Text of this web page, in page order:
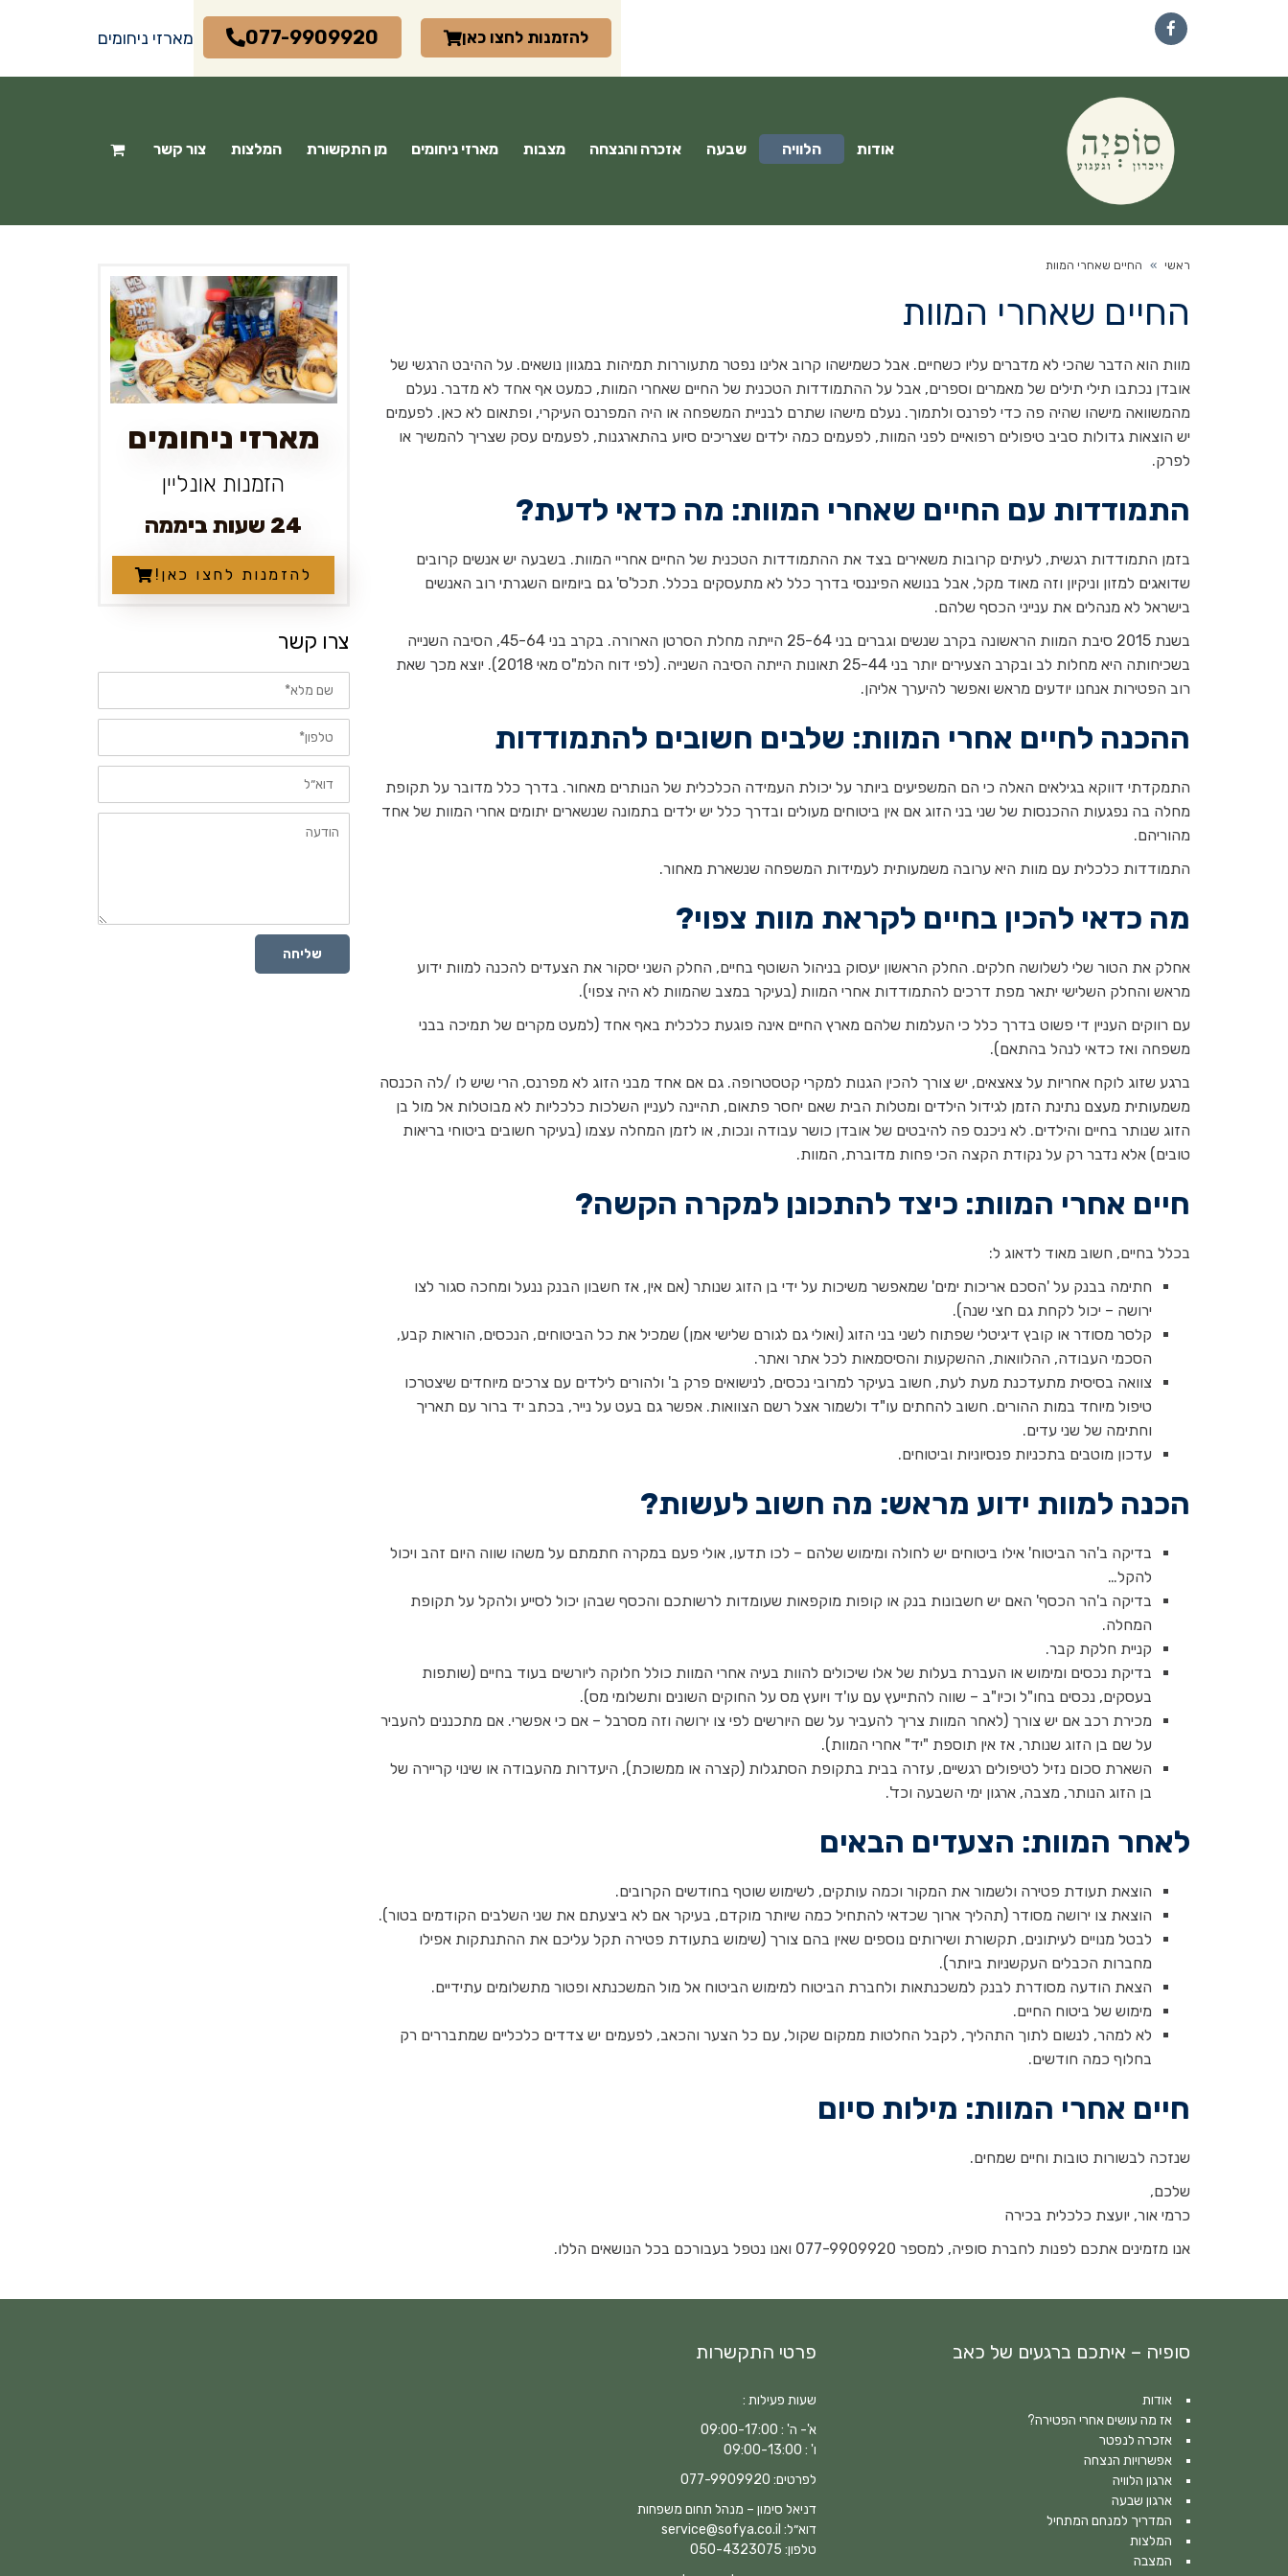
Facebook
להזמנות לחצו כאן 077-9909920 מארזי ניחומים
אודות הלוויה שבעה אזכרה והנצחה מצבות מארזי ניחומים מן התקשורת המלצות צור קשר
ראשי » החיים שאחרי המוות
החיים שאחרי המוות
מוות הוא הדבר שהכי לא מדברים עליו כשחיים. אבל כשמישהו קרוב אלינו נפטר מתעוררות תמיהות במגוון נושאים. על ההיבט הרגשי של
אובדן נכתבו תילי תילים של מאמרים וספרים, אבל על ההתמודדות הטכנית של החיים שאחרי המוות, כמעט אף אחד לא מדבר. נעלם
מהמשוואה מישהו שהיה פה כדי לפרנס ולתמוך. נעלם מישהו שתרם לבניית המשפחה או היה המפרנס העיקרי, ופתאום לא כאן. לפעמים
יש הוצאות גדולות סביב טיפולים רפואיים לפני המוות, לפעמים כמה ילדים שצריכים סיוע בהתארגנות, לפעמים עסק שצריך להמשיך או
לפרק.
התמודדות עם החיים שאחרי המוות: מה כדאי לדעת?
בזמן התמודדות רגשית, לעיתים קרובות משאירים בצד את ההתמודדות הטכנית של החיים אחריי המוות. בשבעה יש אנשים קרובים
שדואגים למזון וניקיון וזה מאוד מקל, אבל בנושא הפיננסי בדרך כלל לא מתעסקים בכלל. תכל'ס' גם ביומיום השגרתי רוב האנשים
בישראל לא מנהלים את ענייני הכסף שלהם.
בשנת 2015 סיבת המוות הראשונה בקרב שנשים וגברים בני 25-64 הייתה מחלת הסרטן הארורה. בקרב בני 45-64, הסיבה השנייה
בשכיחותה היא מחלות לב ובקרב הצעירים יותר בני 25-44 תאונות הייתה הסיבה השנייה. (לפי דוח הלמ"ס מאי 2018). יוצא מכך שאת
רוב הפטירות אנחנו יודעים מראש ואפשר להיערך אליהן.
ההכנה לחיים אחרי המוות: שלבים חשובים להתמודדות
התמקדתי דווקא בגילאים האלה כי הם המשפיעים ביותר על יכולת העמידה הכלכלית של הנותרים מאחור. בדרך כלל מדובר על תקופת
מחלה בה נפגעות ההכנסות של שני בני הזוג אם אין ביטוחים מעולים ובדרך כלל יש ילדים בתמונה שנשארים יתומים אחרי המוות של אחד
מהוריהם.
התמודדות כלכלית עם מוות היא ערובה משמעותית לעמידות המשפחה שנשארת מאחור.
מה כדאי להכין בחיים לקראת מוות צפוי?
אחלק את הטור שלי לשלושה חלקים. החלק הראשון יעסוק בניהול השוטף בחיים, החלק השני יסקור את הצעדים להכנה למוות ידוע
מראש והחלק השלישי יתאר מפת דרכים להתמודדות אחרי המוות (בעיקר במצב שהמוות לא היה צפוי).
עם רווקים העניין די פשוט בדרך כלל כי העלמות שלהם מארץ החיים אינה פוגעת כלכלית באף אחד (למעט מקרים של תמיכה בבני
משפחה ואז כדאי לנהל בהתאם).
ברגע שזוג לוקח אחריות על צאצאים, יש צורך להכין הגנות למקרי קטסטרופה. גם אם אחד מבני הזוג לא מפרנס, הרי שיש לו /לה הכנסה
משמעותית מעצם נתינת הזמן לגידול הילדים ומטלות הבית שאם יחסר פתאום, תהיינה לעניין השלכות כלכליות לא מבוטלות אל מול בן
הזוג שנותר בחיים והילדים. לא ניכנס פה להיבטים של אובדן כושר עבודה ונכות, או לזמן המחלה עצמו (בעיקר חשובים ביטוחי בריאות
טובים) אלא נדבר רק על נקודת הקצה הכי פחות מדוברת, המוות.
חיים אחרי המוות: כיצד להתכונן למקרה הקשה?
בכלל בחיים, חשוב מאוד לדאוג ל:
חתימה בבנק על 'הסכם אריכות ימים' שמאפשר משיכות על ידי בן הזוג שנותר (אם אין, אז חשבון הבנק ננעל ומחכה סגור לצו
ירושה – יכול לקחת גם חצי שנה).
קלסר מסודר או קובץ דיגיטלי שפתוח לשני בני הזוג (ואולי גם לגורם שלישי אמן) שמכיל את כל הביטוחים, הנכסים, הוראות קבע,
הסכמי העבודה, ההלוואות, ההשקעות והסיסמאות לכל אתר ואתר.
צוואה בסיסית מתעדכנת מעת לעת, חשוב בעיקר למרובי נכסים, לנישואים פרק ב' ולהורים לילדים עם צרכים מיוחדים שיצטרכו
טיפול מיוחד במות ההורים. חשוב להחתים עו"ד ולשמור אצל רשם הצוואות. אפשר גם בעט על נייר, בכתב יד ברור עם תאריך
וחתימה של שני עדים.
עדכון מוטבים בתכניות פנסיוניות וביטוחים.
הכנה למוות ידוע מראש: מה חשוב לעשות?
בדיקה ב'הר הביטוח' אילו ביטוחים יש לחולה ומימוש שלהם – לכו תדעו, אולי פעם במקרה חתמתם על משהו שווה היום זהב ויכול
להקל…
בדיקה ב'הר הכסף' האם יש חשבונות בנק או קופות מוקפאות שעומדות לרשותכם והכסף שבהן יכול לסייע ולהקל על תקופת
המחלה.
קניית חלקת קבר.
בדיקת נכסים ומימוש או העברת בעלות של אלו שיכולים להוות בעיה אחרי המוות כולל חלוקה ליורשים בעוד בחיים (שותפות
בעסקים, נכסים בחו"ל וכיו"ב – שווה להתייעץ עם עו'ד ויועץ מס על החוקים השונים ותשלומי מס).
מכירת רכב אם יש צורך (לאחר המוות צריך להעביר על שם היורשים לפי צו ירושה וזה מסרבל – אם כי אפשרי. אם מתכננים להעביר
על שם בן הזוג שנותר, אז אין תוספת "יד" אחרי המוות).
השארת סכום נזיל לטיפולים רגשיים, עזרה בבית בתקופת הסתגלות (קצרה או ממשוכת), היעדרות מהעבודה או שינוי קריירה של
בן הזוג הנותר, מצבה, ארגון ימי השבעה וכד'.
לאחר המוות: הצעדים הבאים
הוצאת תעודת פטירה ולשמור את המקור וכמה עותקים, לשימוש שוטף בחודשים הקרובים.
הוצאת צו ירושה מסודר (תהליך ארוך שכדאי להתחיל כמה שיותר מוקדם, בעיקר אם לא ביצעתם את שני השלבים הקודמים בטור).
לבטל מנויים לעיתונים, תקשורת ושירותים נוספים שאין בהם צורך (שימוש בתעודת פטירה תקל עליכם את ההתנתקות אפילו
מחברות הכבלים העקשניות ביותר).
הצאת הודעה מסודרת לבנק למשכנתאות ולחברת הביטוח למימוש הביטוח אל מול המשכנתא ופטור מתשלומים עתידיים.
מימוש של ביטוח החיים.
לא למהר, לנשום לתוך התהליך, לקבל החלטות ממקום שקול, עם כל הצער והכאב, לפעמים יש צדדים כלכליים שמתבררים רק
בחלוף כמה חודשים.
חיים אחרי המוות: מילות סיום
שנזכה לבשורות טובות וחיים שמחים.
שלכם,
כרמי אור, יועצת כלכלית בכירה
אנו מזמינים אתכם לפנות לחברת סופיה, למספר 077-9909920 ואנו נטפל בעבורכם בכל הנושאים הללו.
מארזי ניחומים
הזמנות אונליין
24 שעות ביממה
להזמנות לחצו כאן!
צרו קשר
שם
מלא
טלפון
דוא״ל
הודעה
שליחה
סופיה – איתכם ברגעים של כאב
אודות
אז מה עושים אחרי הפטירה?
אזכרה לנפטר
אפשרויות הנצחה
ארגון הלוויה
ארגון שבעה
המדריך למנחם המתחיל
המלצות
המצבה
פרטי התקשרות
שעות פעילות :
א'- ה' : 09:00-17:00
ו' : 09:00-13:00
לפרטים: 077-9909920
דניאל סימון – מנהל תחום משפחות
דוא״ל: service@sofya.co.il
טלפון: 050-4323075